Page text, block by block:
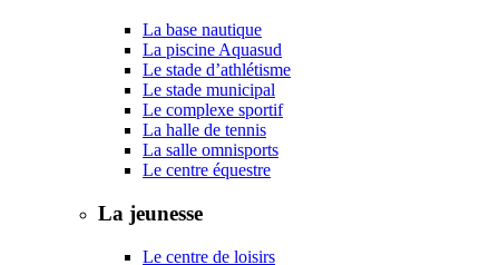
La base nautique
La piscine Aquasud
Le stade d’athlétisme
Le stade municipal
Le complexe sportif
La halle de tennis
La salle omnisports
Le centre équestre
La jeunesse
Le centre de loisirs